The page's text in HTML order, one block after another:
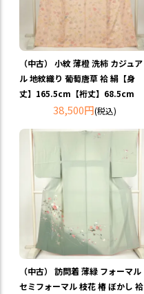
（中古） 小紋 薄橙 洗柿 カジュア
ル 地紋織り 葡萄唐草 袷 絹【身
丈】165.5cm【裄丈】68.5cm
38,500円(税込)
（中古） 訪問着 薄緑 フォーマル
セミフォーマル 枝花 椿 ぼかし 袷